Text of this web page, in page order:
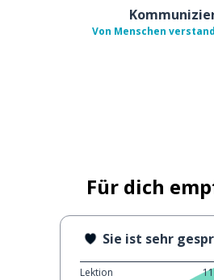
Von Menschen
Für dich
Sie ist sehr
Lektion 11